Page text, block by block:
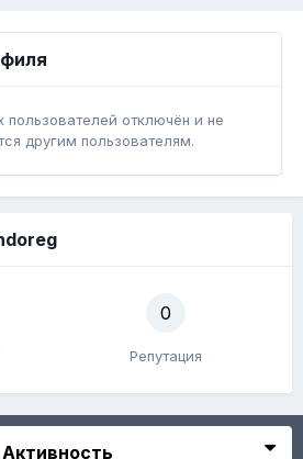
пользователей отключён и не
другим пользователям.
0
Репутация
Активность